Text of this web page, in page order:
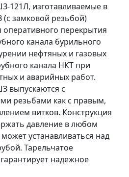
121Л, изготавливаемые в
замковой резьбой)
перекрытия
канала бурильного
нефтяных и газовых
канала НКТ при
и аварийных работ.
выпускаются с
резьбами как с правым,
витков. Конструкция
давление в любом
устанавливаться над
Тарельчатое
надежное